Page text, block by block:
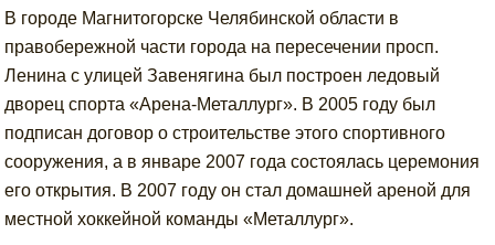
В городе Магнитогорске Челябинской области в
правобережной части города на пересечении просп.
Ленина с улицей Завенягина был построен ледовый
дворец спорта «Арена-Металлург». В 2005 году был
подписан договор о строительстве этого спортивного
сооружения, а в январе 2007 года состоялась церемония
его открытия. В 2007 году он стал домашней ареной для
местной хоккейной команды «Металлург».